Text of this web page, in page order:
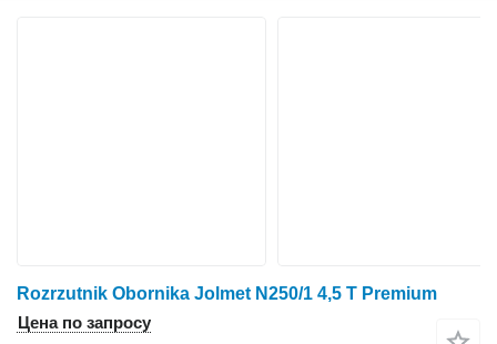
Rozrzutnik Obornika Jolmet N250/1 4,5 T Premium
Цена по запросу